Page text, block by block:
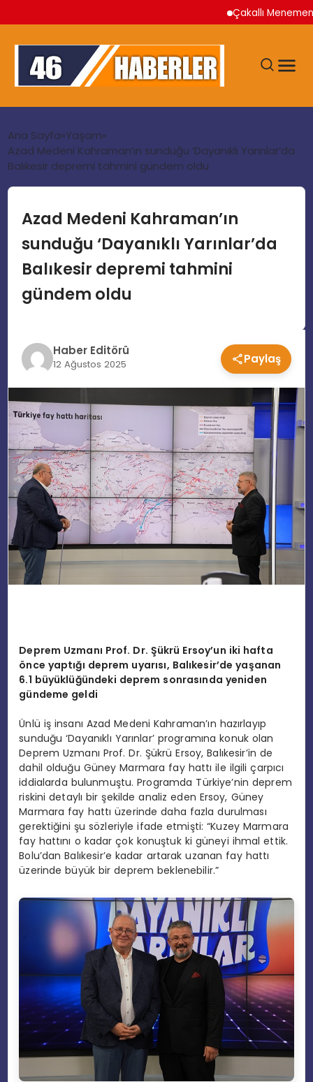
Çakallı Menemeni
GÜNDEM
EKONOMI
SIYASET
TEKNOLOJI
SPOR
YAŞAM
Ana Sayfa Yaşam
Azad Medeni Kahraman’ın sunduğu ‘Dayanıklı Yarınlar’da
Balıkesir depremi tahmini gündem oldu
Azad Medeni Kahraman’ın
sunduğu ‘Dayanıklı Yarınlar’da
Balıkesir depremi tahmini
gündem oldu
Haber Editörü
12 Ağustos 2025 Paylaş
Deprem Uzmanı Prof. Dr. Şükrü Ersoy’un iki hafta
önce yaptığı deprem uyarısı, Balıkesir’de yaşanan
6.1 büyüklüğündeki deprem sonrasında yeniden
gündeme geldi
Ünlü iş insanı Azad Medeni Kahraman’ın hazırlayıp
sunduğu ‘Dayanıklı Yarınlar’ programına konuk olan
Deprem Uzmanı Prof. Dr. Şükrü Ersoy, Balıkesir’in de
dahil olduğu Güney Marmara fay hattı ile ilgili çarpıcı
iddialarda bulunmuştu. Programda Türkiye’nin deprem
riskini detaylı bir şekilde analiz eden Ersoy, Güney
Marmara fay hattı üzerinde daha fazla durulması
gerektiğini şu sözleriyle ifade etmişti: “Kuzey Marmara
fay hattını o kadar çok konuştuk ki güneyi ihmal ettik.
Bolu’dan Balıkesir’e kadar artarak uzanan fay hattı
üzerinde büyük bir deprem beklenebilir.”